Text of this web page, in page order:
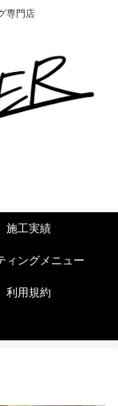
専門店
施工実績
ィングメニュー
利用規約